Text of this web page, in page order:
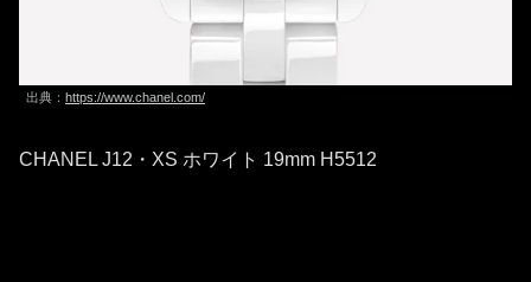
出典： https://www.chanel.com/
CHANEL J12・XS ホワイト 19mm H5512